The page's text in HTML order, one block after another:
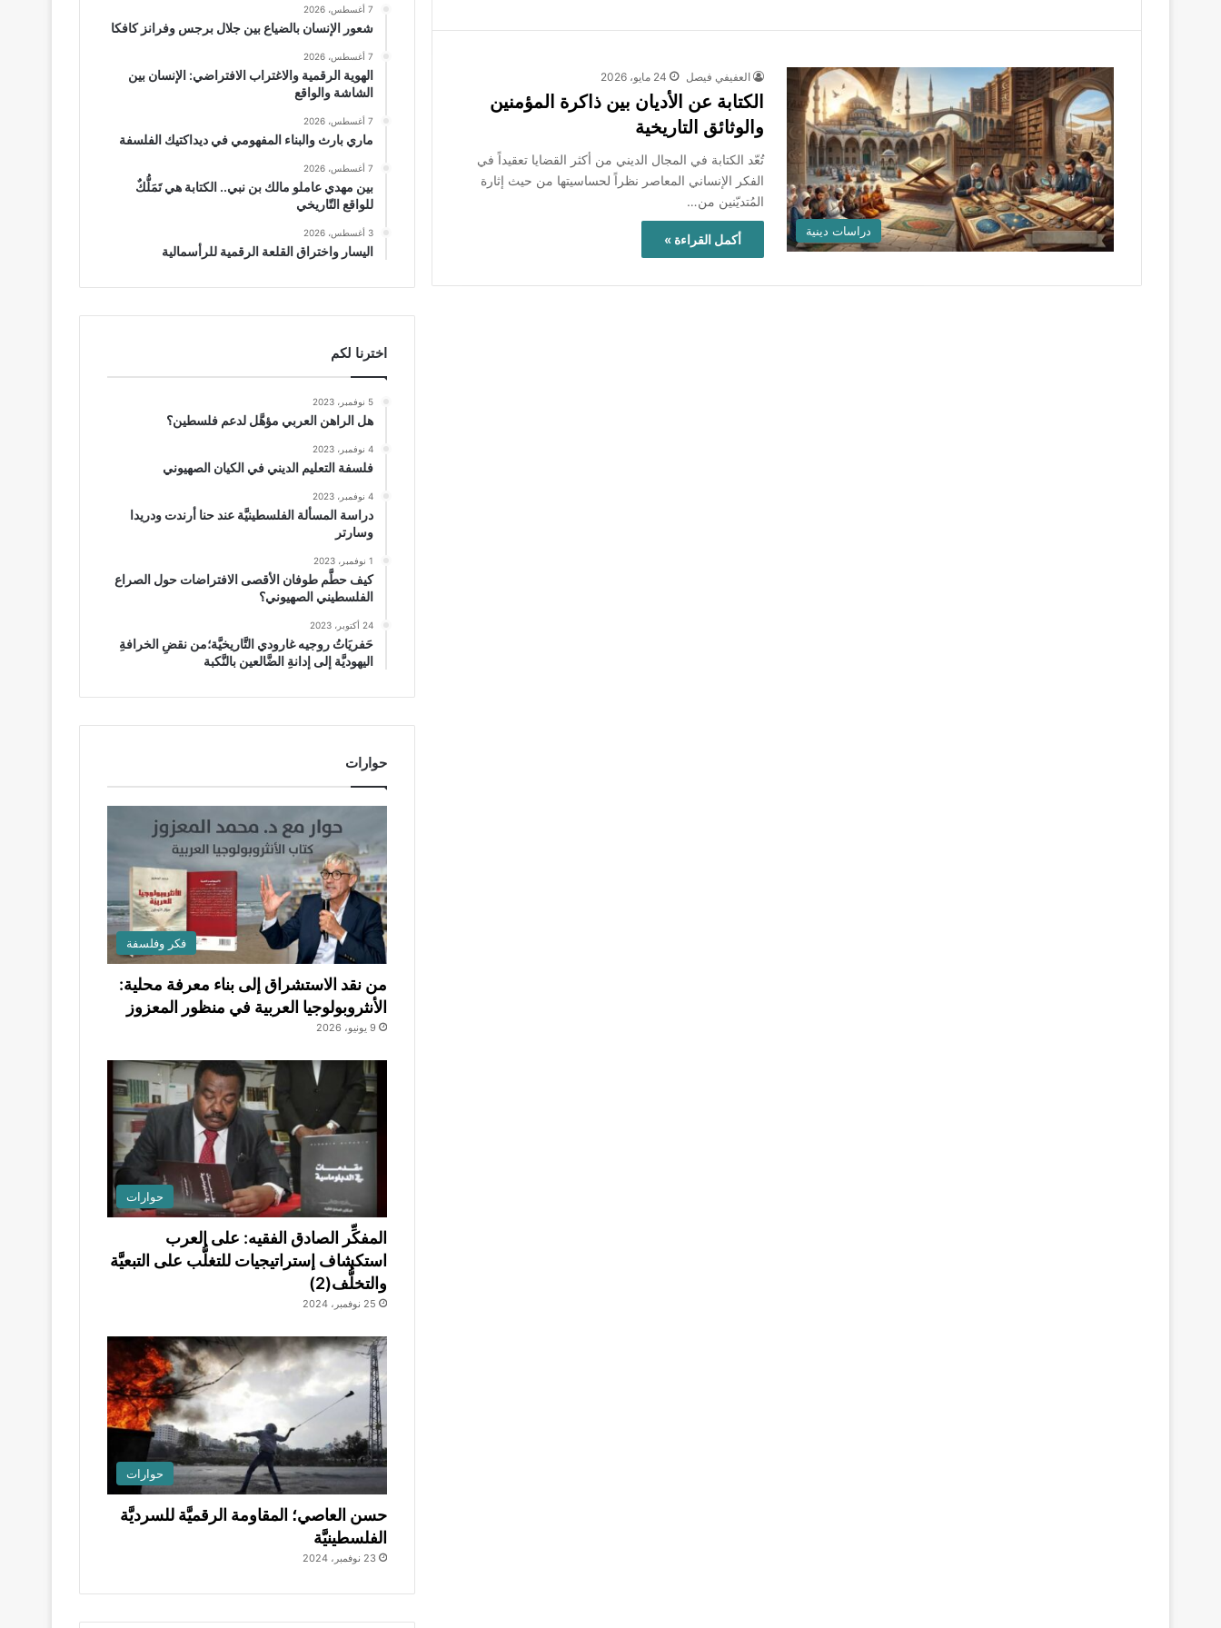
دراسات دينية
العفيفي فيصل 24 مايو، 2026
الكتابة عن الأديان بين ذاكرة المؤمنين
والوثائق التاريخية
تُعّد الكتابة في المجال الديني من أكثر القضايا تعقيداً في
الفكر الإنساني المعاصر نظراً لحساسيتها من حيث إثارة
المُتديّنين من…
أكمل القراءة »
7 أغسطس، 2026
شعور الإنسان بالضياع بين جلال برجس وفرانز كافكا
7 أغسطس، 2026
الهوية الرقمية والاغتراب الافتراضي: الإنسان بين
الشاشة والواقع
7 أغسطس، 2026
ماري بارث والبناء المفهومي في ديداكتيك الفلسفة
7 أغسطس، 2026
بين مهدي عاملو مالك بن نبي.. الكتابة هي تَمَلُّكٌ
للواقع التّاريخي
3 أغسطس، 2026
اليسار واختراق القلعة الرقمية للرأسمالية
اخترنا لكم
5 نوفمبر، 2023
هل الراهن العربي مؤهَّل لدعم فلسطين؟
4 نوفمبر، 2023
فلسفة التعليم الديني في الكيان الصهيوني
4 نوفمبر، 2023
دراسة المسألة الفلسطينيَّة عند حنا أرندت ودريدا
وسارتر
1 نوفمبر، 2023
كيف حطَّم طوفان الأقصى الافتراضات حول الصراع
الفلسطيني الصهيوني؟
24 أكتوبر، 2023
حَفريَاتُ روجيه غارودي التَّاريخيَّة؛من نقضِ الخرافةِ
اليهوديَّة إلى إدانةِ الضَّالعين بالنَّكبة
حوارات
فكر وفلسفة
من نقد الاستشراق إلى بناء معرفة محلية:
الأنثروبولوجيا العربية في منظور المعزوز
9 يونيو، 2026
حوارات
المفكِّر الصادق الفقيه: على العرب
استكشاف إستراتيجيات للتغلُّب على التبعيَّة
والتخلُّف(2)
25 نوفمبر، 2024
حوارات
حسن العاصي؛ المقاومة الرقميَّة للسرديَّة
الفلسطينيَّة
23 نوفمبر، 2024